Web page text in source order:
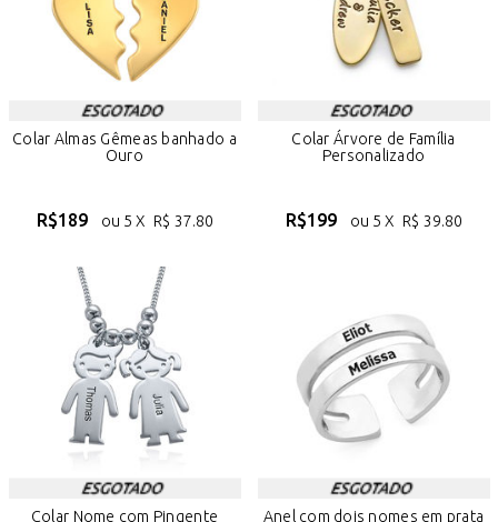
Colar Almas Gêmeas banhado a
Ouro
R$189 ou 5 X R$ 37.80
Colar Árvore de Família
Personalizado
R$199 ou 5 X R$ 39.80
Colar Nome com Pingente Anel com dois nomes em prata